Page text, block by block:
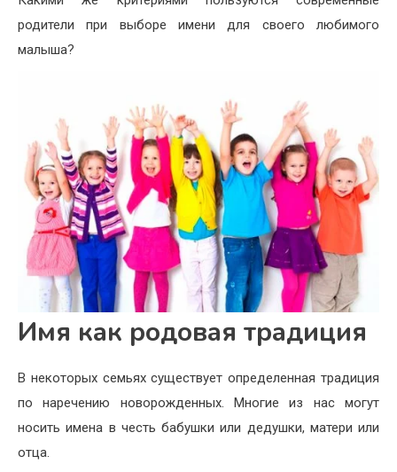
родители при выборе имени для своего любимого
малыша?
Имя как родовая традиция
В некоторых семьях существует определенная традиция
по наречению новорожденных. Многие из нас могут
носить имена в честь бабушки или дедушки, матери или
отца.